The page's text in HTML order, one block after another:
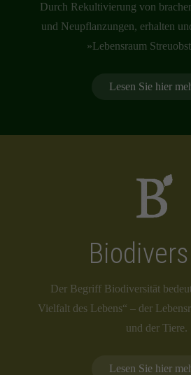
Durch Rekultivierung von
und Neupflanzungen, erhalten
»Lebensraum
Lesen Sie hier
Der Begriff Biodiversität
Vielfalt des Lebens“ – der
und der Tiere.
Lesen Sie hier